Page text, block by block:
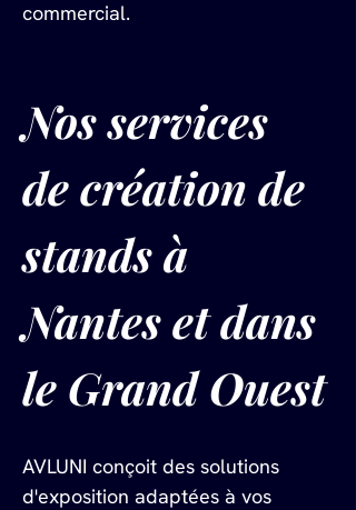
commercial.
Nos services
de création de
stands à
Nantes et dans
le Grand Ouest
AVLUNI conçoit des solutions
d'exposition adaptées à vos